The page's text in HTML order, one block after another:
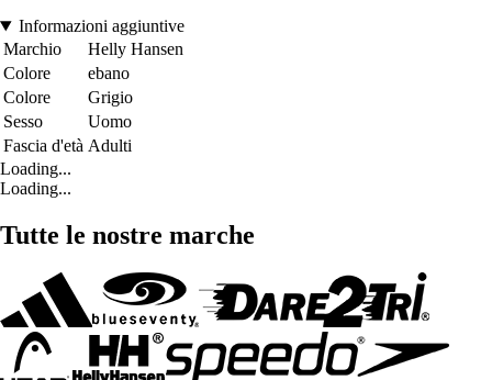
Informazioni aggiuntive
Marchio
Helly Hansen
Colore
ebano
Colore
Grigio
Sesso
Uomo
Fascia d'età Adulti
Loading...
Loading...
Tutte le nostre marche